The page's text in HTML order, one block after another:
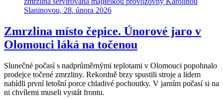
Zmrzlina místo čepice. Únorové jaro v
Olomouci láká na točenou
Slunečné počasí s nadprůměrnými teplotami v Olomouci popohnalo
prodejce točené zmrzliny. Rekordně brzy spustili stroje a lidem
nabídli první letošní porce chladivé pochoutky. V jarním počasí si na
ni chvílemi museli vystát frontu.